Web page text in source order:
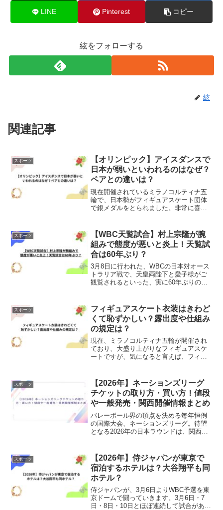
LINE Pinterest コピー
絃をフォローする
絃
関連記事
スポーツ
【オリンピック】アイスダンスで
日本が弱いといわれるのはなぜ？
ペアとの違いは？
現在開催されているミラノコルティナ五
輪で、日本勢がフィギュアスケート団体
で銀メダルをとられました。非常に喜ば
ぜこんなに順位があがらないの？なぜ日
本は弱いのといった声があ...
スポーツ
【WBC天覧試合】村上宗隆が腕
組みで態度が悪いと炎上！天覧試
合は60年ぶり？
3月8日に行われた、WBCの日本対オース
トラリア戦で、天皇両陛下と愛子様がご
観覧されるといった、実に60年ぶりの天
ともなります。そんな試合で、村上宗隆
選手が腕組をして態...
スポーツ
フィギュアスケート衣装はきわど
くて恥ずかしい？露出度や仕組み
の規定は？
現在、ミラノコルティナ五輪が開催され
ており、大盛り上がりなフィギュアスケ
ートですが、気になると言えば、フィギ
まとっていますが、きわどい衣装のケー
スもあり、見ているこちら...
スポーツ
【2026年】ネーションズリーグ
チケットの取り方・買い方！値段
や一般発売・関西開催情報まとめ
バレーボール界の頂点を決める毎年恒例
の国際大会、ネーションズリーグ。待望
となる2026年の日本ラウンドは、関西エ
たプレーを間近で観戦できる、非常に貴
重な機会です。本記事...
スポーツ
【2026年】侍ジャパンが東京で
宿泊するホテルは？大谷翔平も同
ホテル？
侍ジャパンが、3月6日よりWBC予選を東
京ドームで闘っていきます。3月6日・7
日・8日・10日とほぼ連続して試合があり